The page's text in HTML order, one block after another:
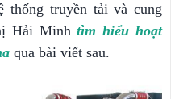
thống truyền tải và cung
Hải Minhtìm hiểu hoạt
qua bài viết sau.